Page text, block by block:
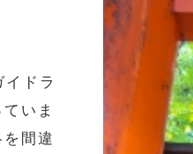
ドラ
いま
間違